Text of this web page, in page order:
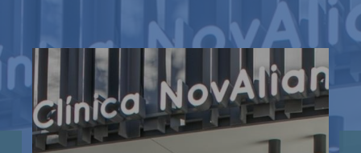
BMAT Licensing SL